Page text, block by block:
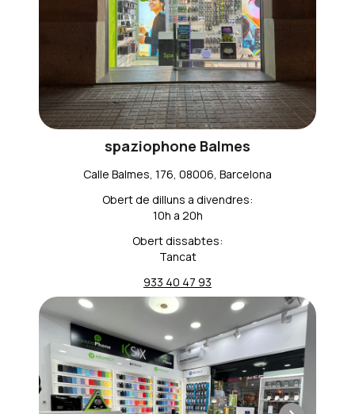
spaziophone Balmes
Calle Balmes, 176, 08006, Barcelona
Obert de dilluns a divendres:
10h a 20h
Obert dissabtes:
Tancat
933 40 47 93